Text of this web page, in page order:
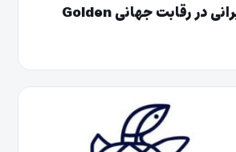
درخشش عکاس ایرانی در رقابت جهانی Golden